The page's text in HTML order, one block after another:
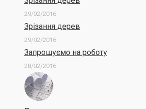
29/02/2016
Зрізання дерев
29/02/2016
Запрошуємо на роботу
28/02/2016